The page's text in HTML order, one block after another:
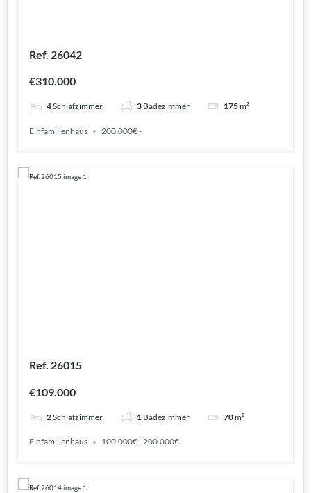
Ref. 26042
€310.000
4Schlafzimmer 3 Badezimmer 175m²
Einfamilienhaus 200.000€ -
Ref. 26015
€109.000
2Schlafzimmer 1 Badezimmer 70m²
Einfamilienhaus 100.000€ - 200.000€